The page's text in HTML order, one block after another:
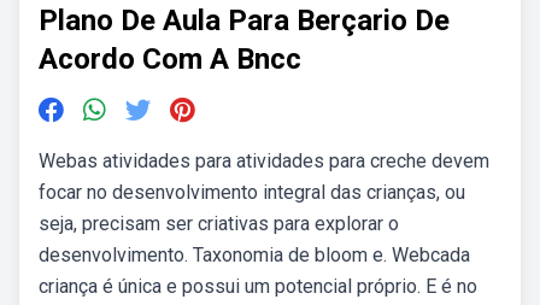
Plano De Aula Para Berçario De
Acordo Com A Bncc
Webas atividades para atividades para creche devem
focar no desenvolvimento integral das crianças, ou
seja, precisam ser criativas para explorar o
desenvolvimento. Taxonomia de bloom e. Webcada
criança é única e possui um potencial próprio. E é no